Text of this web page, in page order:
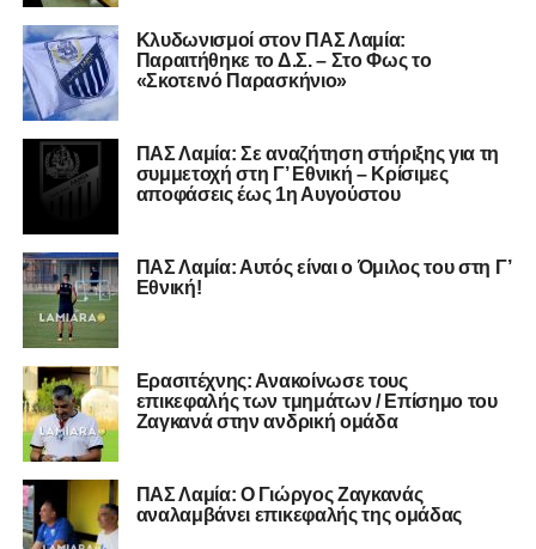
Κλυδωνισμοί στον ΠΑΣ Λαμία:
Παραιτήθηκε το Δ.Σ. – Στο Φως το
«Σκοτεινό Παρασκήνιο»
ΠΑΣ Λαμία: Σε αναζήτηση στήριξης για τη
συμμετοχή στη Γ’ Εθνική – Κρίσιμες
αποφάσεις έως 1η Αυγούστου
ΠΑΣ Λαμία: Αυτός είναι ο Όμιλος του στη Γ’
Εθνική!
Ερασιτέχνης: Ανακοίνωσε τους
επικεφαλής των τμημάτων / Επίσημο του
Ζαγκανά στην ανδρική ομάδα
ΠΑΣ Λαμία: Ο Γιώργος Ζαγκανάς
αναλαμβάνει επικεφαλής της ομάδας